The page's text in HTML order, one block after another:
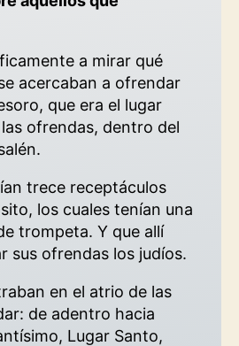
a mirar qué
acercaban a ofrendar
que era el lugar
ofrendas, dentro del
trece receptáculos
los cuales tenían una
trompeta. Y que allí
sus ofrendas los judíos.
en el atrio de las
de adentro hacia
Lugar Santo,